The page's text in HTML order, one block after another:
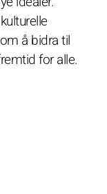
å bidra til
for alle.